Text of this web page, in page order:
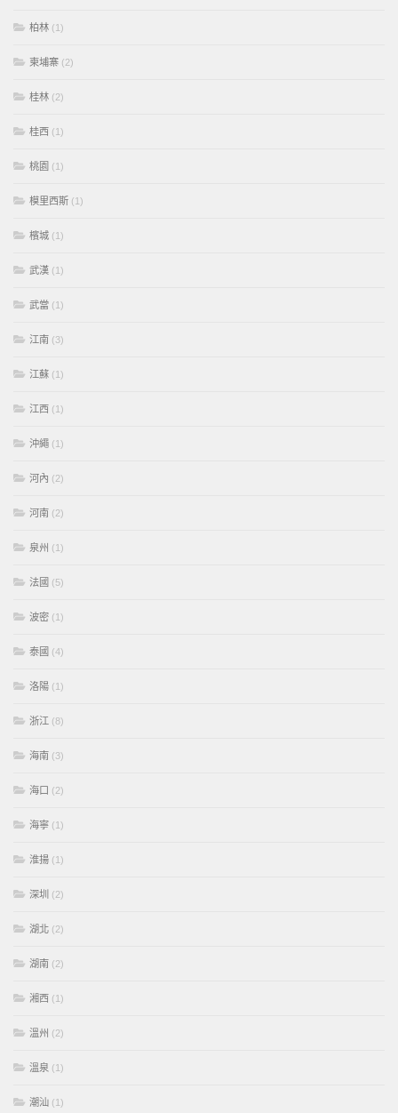
柏林 (1)
柬埔寨 (2)
桂林 (2)
桂西 (1)
桃園 (1)
模里西斯 (1)
檳城 (1)
武漢 (1)
武當 (1)
江南 (3)
江蘇 (1)
江西 (1)
沖繩 (1)
河內 (2)
河南 (2)
泉州 (1)
法國 (5)
波密 (1)
泰國 (4)
洛陽 (1)
浙江 (8)
海南 (3)
海口 (2)
海寧 (1)
淮揚 (1)
深圳 (2)
湖北 (2)
湖南 (2)
湘西 (1)
溫州 (2)
溫泉 (1)
潮汕 (1)